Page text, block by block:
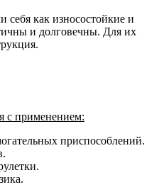
себя как износостойкие и
и долговечны. Для их
с применением:
приспособлений.